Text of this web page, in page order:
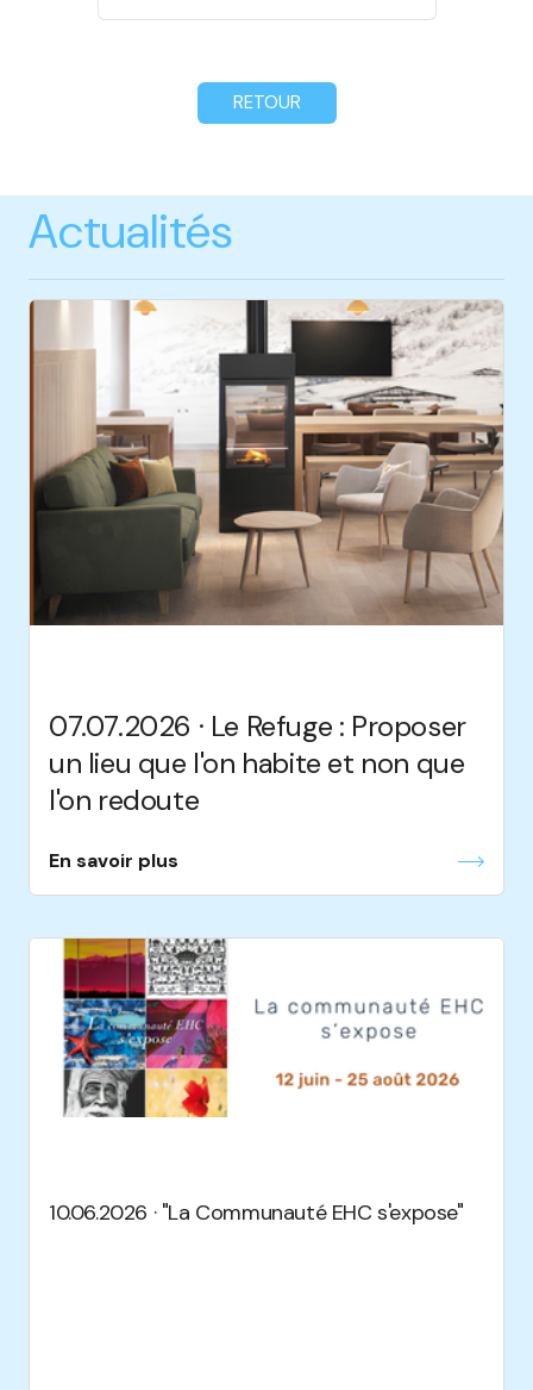
RETOUR
Actualités
07.07.2026 · Le Refuge : Proposer
un lieu que l'on habite et non que
l'on redoute
En savoir plus
10.06.2026 · "La Communauté EHC s'expose"